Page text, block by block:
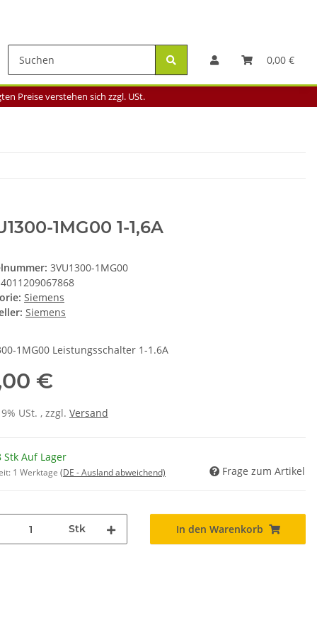
0,00 €
Preise verstehen sich zzgl. USt.
1MG00 1-1,6A
3VU1300-1MG00
4011209067868
Siemens
Siemens
1MG00 Leistungsschalter 1-1.6A
€
USt. , zzgl. Versand
Stk Auf Lager
1 Werktage (DE - Ausland abweichend) Frage zum Artikel
Stk In den Warenkorb